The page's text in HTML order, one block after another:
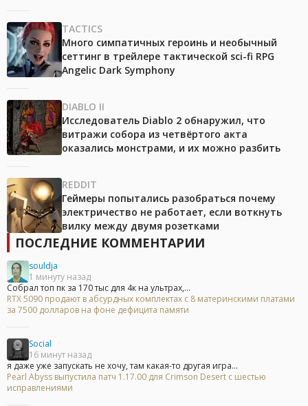
TACTICS
Много симпатичных героинь и необычный
сеттинг в трейлере тактической sci-fi RPG
Angelic Dark Symphony
DIABLO II
Исследователь Diablo 2 обнаружил, что
витражи собора из четвёртого акта
оказались монстрами, и их можно разбить
REDDIT
Геймеры попытались разобраться почему
электричество не работает, если воткнуть
вилку между двумя розетками
ПОСЛЕДНИЕ КОММЕНТАРИИ
souldja
1 минуту назад
Собрал топ пк за 170 тыс для 4к на ультрах,...
RTX 5090 продают в абсурдных комплектах с 8 материнскими платами
за 7500 долларов на фоне дефицита памяти
Social
16 минут назад
я даже уже запускать не хочу, там какая-то другая игра...
Pearl Abyss выпустила патч 1.17.00 для Crimson Desert с шестью
исправлениями